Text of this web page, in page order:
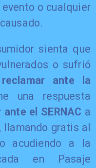
o cualquier
sienta que
o sufrió
ante la
una respuesta
el SERNAC a
, llamando gratis al
acudiendo a la
en Pasaje